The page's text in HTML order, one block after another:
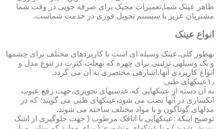
ظاهر عینک شما,تعمیرات مجیک برای صرفه جویی در وقت شما
مشتریان عزیز با سیستم تحویل فوری در خدمت شماست.
انواع عینک
به­طور کلی،عینک وسیله ای است با کاربردهای مختلف برای چشمها
و یک وسیله­ی تزئینی برای چهره که به­علت کثرت در تنوع مدل و
انواع کاربردی آنها،اشاره­ی مختصری به آن می گردد.
۱٫عینکهای طبی
به آن دسته از عینکهایی که،عدسیهای تجویزی،جهت رفع عیوب
انکساری در آنها نصب می شود،عینکهای طبی می گویند؛ که در
مدلهای گوناگون و با مواد مختلف ساخته می شوند.
توضیح اینکه :عینکهایی با اتاقک مرطوب ( جهت جلوگیری از اشک